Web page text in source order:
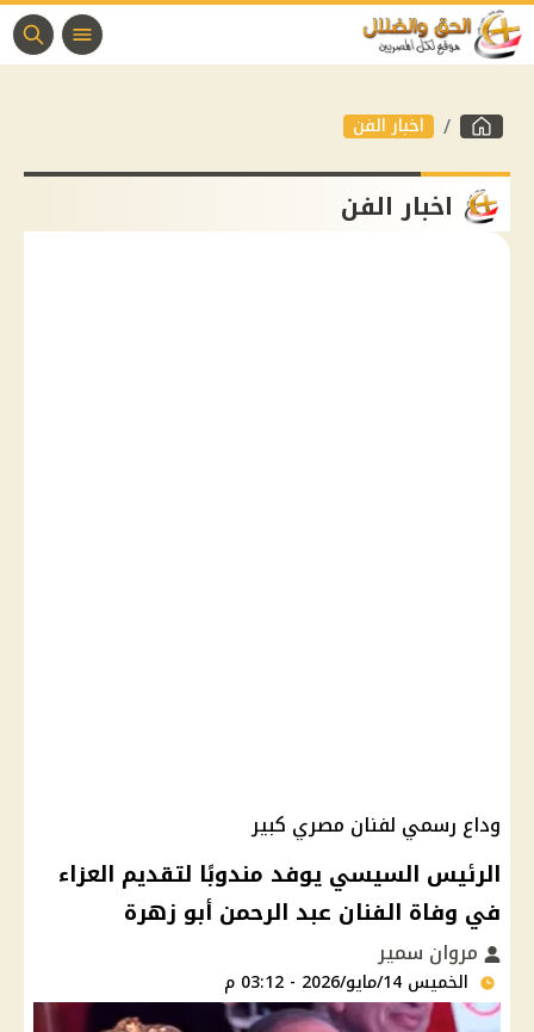
اخبار الفن
اخبار الفن
وداع رسمي لفنان مصري كبير
الرئيس السيسي يوفد مندوبًا لتقديم العزاء
في وفاة الفنان عبد الرحمن أبو زهرة
مروان سمير
الخميس 14/مايو/2026 - 03:12 م